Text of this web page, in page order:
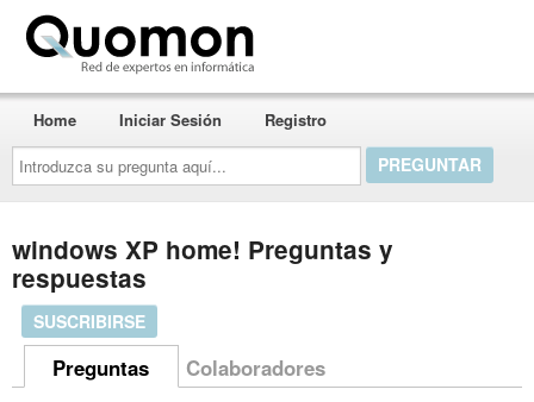
Introduzca
su
pregunta
aquí...
Home Iniciar Sesión Registro
windows XP home! Preguntas y
respuestas
SUSCRIBIRSE
Preguntas Colaboradores